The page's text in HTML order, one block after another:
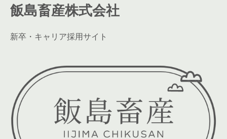
飯島畜産株式会社
新卒・キャリア採用サイト